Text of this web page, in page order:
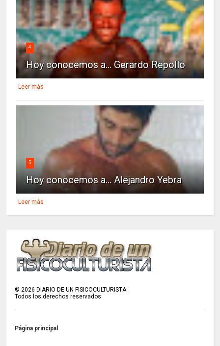
4
Hoy conocemos a... Gerardo Repollo
Leer más
5
Hoy conocemos a... Alejandro Yebra
Leer más
© 2026 DIARIO DE UN FISICOCULTURISTA
Todos los derechos reservados
Página principal